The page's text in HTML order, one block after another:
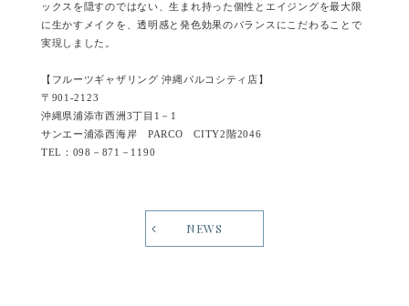
ックスを隠すのではない、生まれ持った個性とエイジングを最大限
に生かすメイクを、透明感と発色効果のバランスにこだわることで
実現しました。
【フルーツギャザリング 沖縄パルコシティ店】
〒901-2123
沖縄県浦添市西洲3丁目1－1
サンエー浦添西海岸 PARCO CITY2階2046
TEL：098－871－1190
NEWS